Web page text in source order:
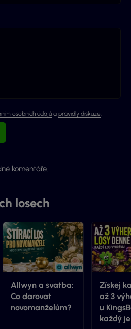
osobních údajů a pravidly diskuze.
komentáře.
losech
Allwyn a svatba:
Co darovat
novomanželům?
Získej
až 3
u
každý